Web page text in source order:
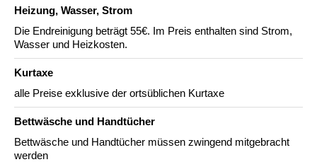
Heizung, Wasser, Strom
Die Endreinigung beträgt 55€. Im Preis enthalten sind Strom,
Wasser und Heizkosten.
Kurtaxe
alle Preise exklusive der ortsüblichen Kurtaxe
Bettwäsche und Handtücher
Bettwäsche und Handtücher müssen zwingend mitgebracht
werden